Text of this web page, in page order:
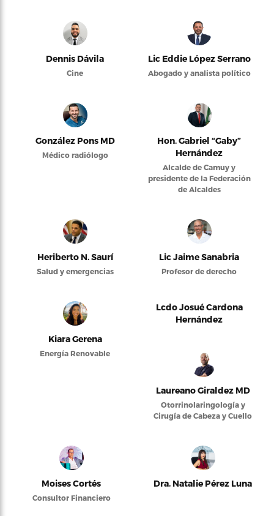
Dennis Dávila
Cine
Lic Eddie López Serrano
Abogado y analista político
González Pons MD
Médico radiólogo
Hon. Gabriel “Gaby”
Hernández
Alcalde de Camuy y
presidente de la Federación
de Alcaldes
Heriberto N. Saurí
Salud y emergencias
Lic Jaime Sanabria
Profesor de derecho
Kiara Gerena
Energía Renovable
Lcdo Josué Cardona
Hernández
Laureano Giraldez MD
Otorrinolaringología y
Cirugía de Cabeza y Cuello
Moises Cortés
Consultor Financiero
Dra. Natalie Pérez Luna